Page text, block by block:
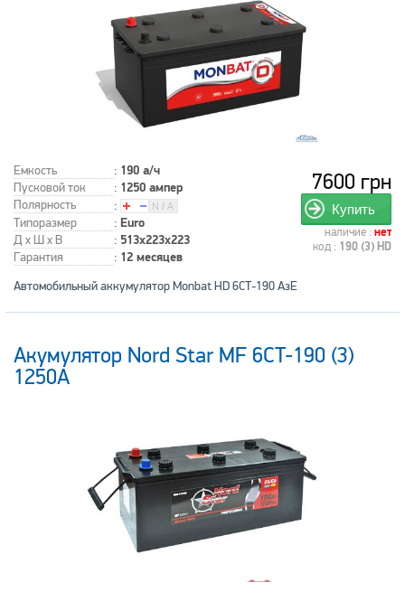
Емкость : 190 а/ч
Пусковой ток : 1250 ампер
Полярность
:
Типоразмер
: Euro
Д x Ш x В : 513x223x223
Гарантия : 12 месяцев
7600 грн
Купить
наличие : нет
код : 190 (3) HD
Автомобильный аккумулятор Monbat HD 6СТ-190 АзЕ
Акумулятор Nord Star MF 6CT-190 (3)
1250А